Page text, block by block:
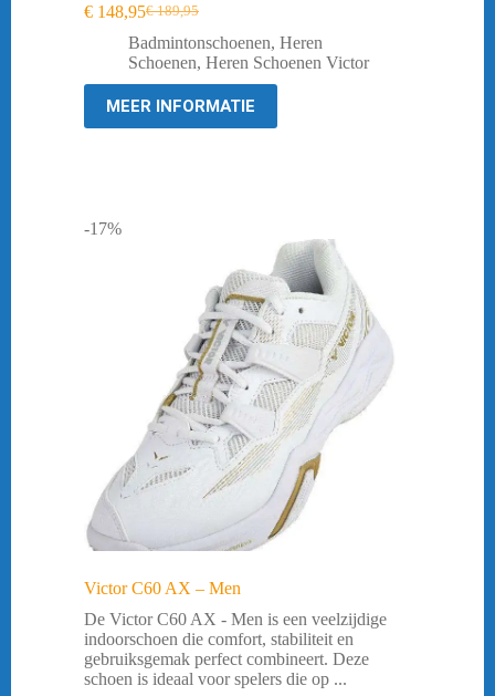
€189,95
Oorspronkelijke
prijs
was:
€ 148,95Huidige
prijs
is:
Badmintonschoenen, Heren
Schoenen, Heren Schoenen Victor
MEER INFORMATIE
-17%
Victor C60 AX – Men
De Victor C60 AX - Men is een veelzijdige
indoorschoen die comfort, stabiliteit en
gebruiksgemak perfect combineert. Deze
schoen is ideaal voor spelers die op ...